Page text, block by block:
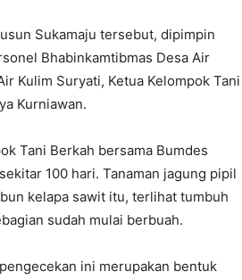
Sukamaju tersebut, dipimpin
Bhabinkamtibmas Desa Air
Kulim Suryati, Ketua Kelompok Tani
Kurniawan.
Tani Berkah bersama Bumdes
100 hari. Tanaman jagung pipil
kelapa sawit itu, terlihat tumbuh
sudah mulai berbuah.
ini merupakan bentuk